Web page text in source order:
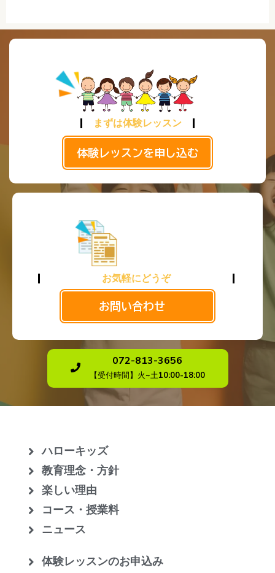
まずは体験レッスン
体験レッスンを申し込む
お気軽にどうぞ
お問い合わせ
072-813-3656
【受付時間】火~土10:00-18:00
ハローキッズ
教育理念・方針
楽しい理由
コース・授業料
ニュース
体験レッスンのお申込み